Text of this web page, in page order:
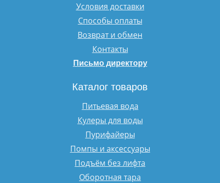
Условия доставки
Способы оплаты
Возврат и обмен
Контакты
Письмо директору
Каталог товаров
Питьевая вода
Кулеры для воды
Пурифайеры
Помпы и аксессуары
Подъём без лифта
Оборотная тара